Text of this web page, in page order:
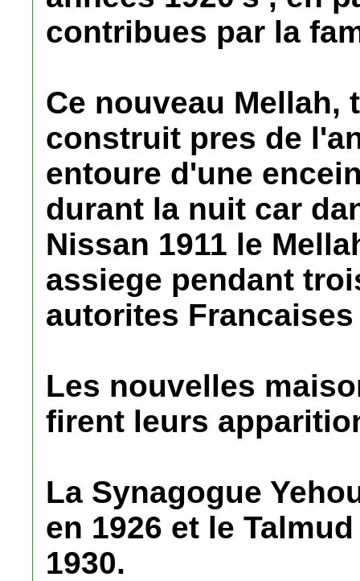
contribues par la
Ce nouveau Mellah,
construit pres de
entoure d'une
durant la nuit car
Nissan 1911 le
assiege pendant
autorites
Les nouvelles
firent leurs
La Synagogue
en 1926 et le
1930.